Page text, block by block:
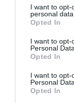
I want to opt-
personal data.
Opted In
I want to opt-
Personal Data.
Opted In
I want to opt-
Personal
Opted In
Włochy są
turystów, choć,
Oto kilka
miejsc**: W
Najlepiej
kieszeniach,